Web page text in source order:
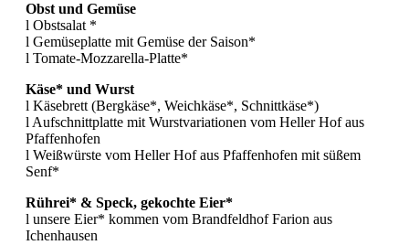
Obst und Gemüse
l Obstsalat *
l Gemüseplatte mit Gemüse der Saison*
l Tomate-Mozzarella-Platte*
Käse* und Wurst
l Käsebrett (Bergkäse*, Weichkäse*, Schnittkäse*)
l Aufschnittplatte mit Wurstvariationen vom Heller Hof aus
Pfaffenhofen
l Weißwürste vom Heller Hof aus Pfaffenhofen mit süßem
Senf*
Rührei* & Speck, gekochte Eier*
l unsere Eier* kommen vom Brandfeldhof Farion aus
Ichenhausen